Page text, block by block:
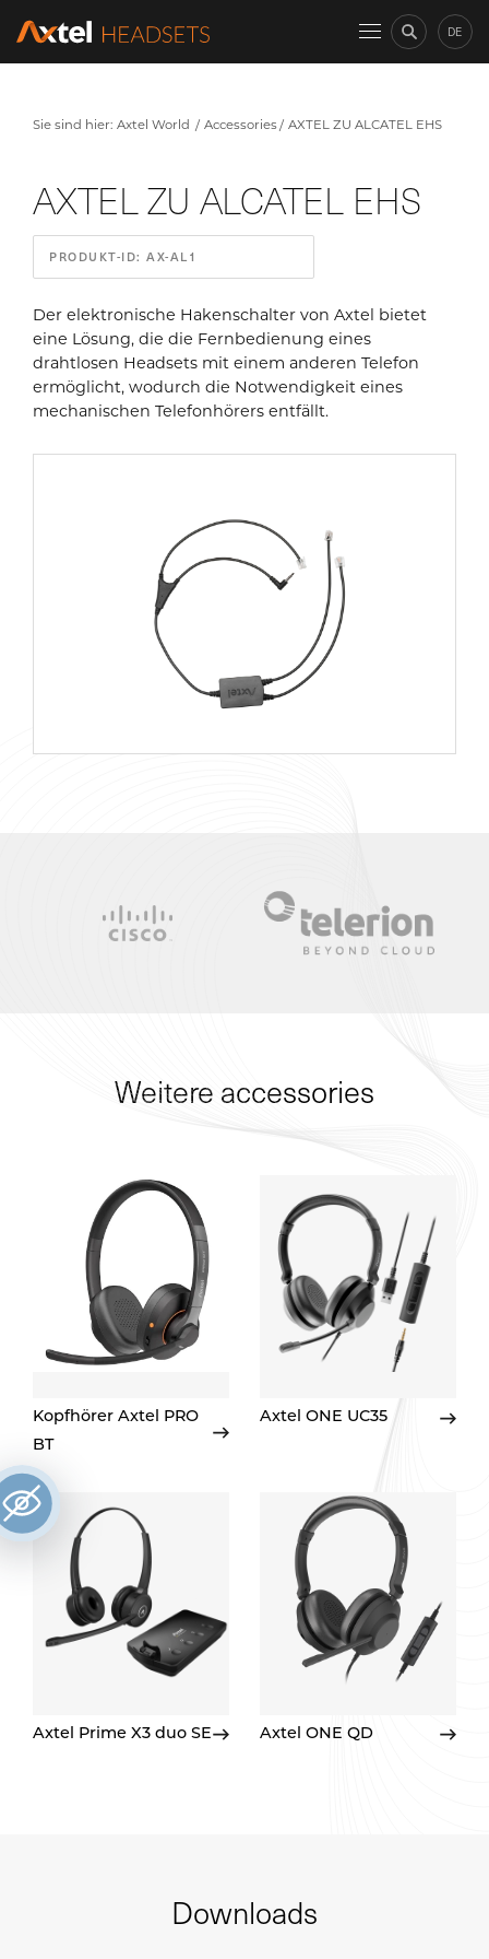
DE
Sie sind hier: Axtel World Accessories AXTEL ZU ALCATEL EHS
AXTEL ZU ALCATEL EHS
PRODUKT-ID: AX-AL1
Der elektronische Hakenschalter von Axtel bietet
eine Lösung, die die Fernbedienung eines
drahtlosen Headsets mit einem anderen Telefon
ermöglicht, wodurch die Notwendigkeit eines
mechanischen Telefonhörers entfällt.
Weitere accessories
Kopfhörer Axtel PRO
BT
Axtel ONE UC35
Axtel Prime X3 duo SE Axtel ONE QD
Downloads